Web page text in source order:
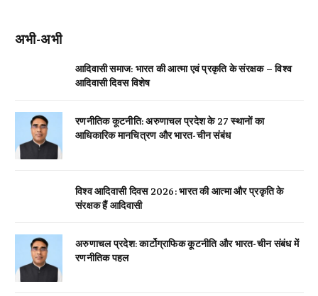
अभी-अभी
आदिवासी समाज: भारत की आत्मा एवं प्रकृति के संरक्षक – विश्व
आदिवासी दिवस विशेष
रणनीतिक कूटनीति: अरुणाचल प्रदेश के 27 स्थानों का
आधिकारिक मानचित्रण और भारत-चीन संबंध
विश्व आदिवासी दिवस 2026: भारत की आत्मा और प्रकृति के
संरक्षक हैं आदिवासी
अरुणाचल प्रदेश: कार्टोग्राफिक कूटनीति और भारत-चीन संबंध में
रणनीतिक पहल